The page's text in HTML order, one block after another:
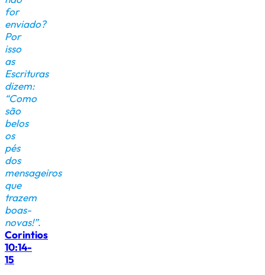
for
enviado?
Por
isso
as
Escrituras
dizem:
“Como
são
belos
os
pés
dos
mensageiros
que
trazem
boas-
novas!”.
Corintios
10:14-
15